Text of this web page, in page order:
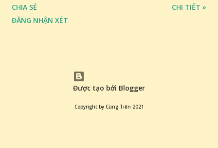
CHIA SẺ
ĐĂNG NHẬN XÉT
CHI TIẾT »
Được tạo bởi Blogger
Copyright by Cùng Tiến 2021